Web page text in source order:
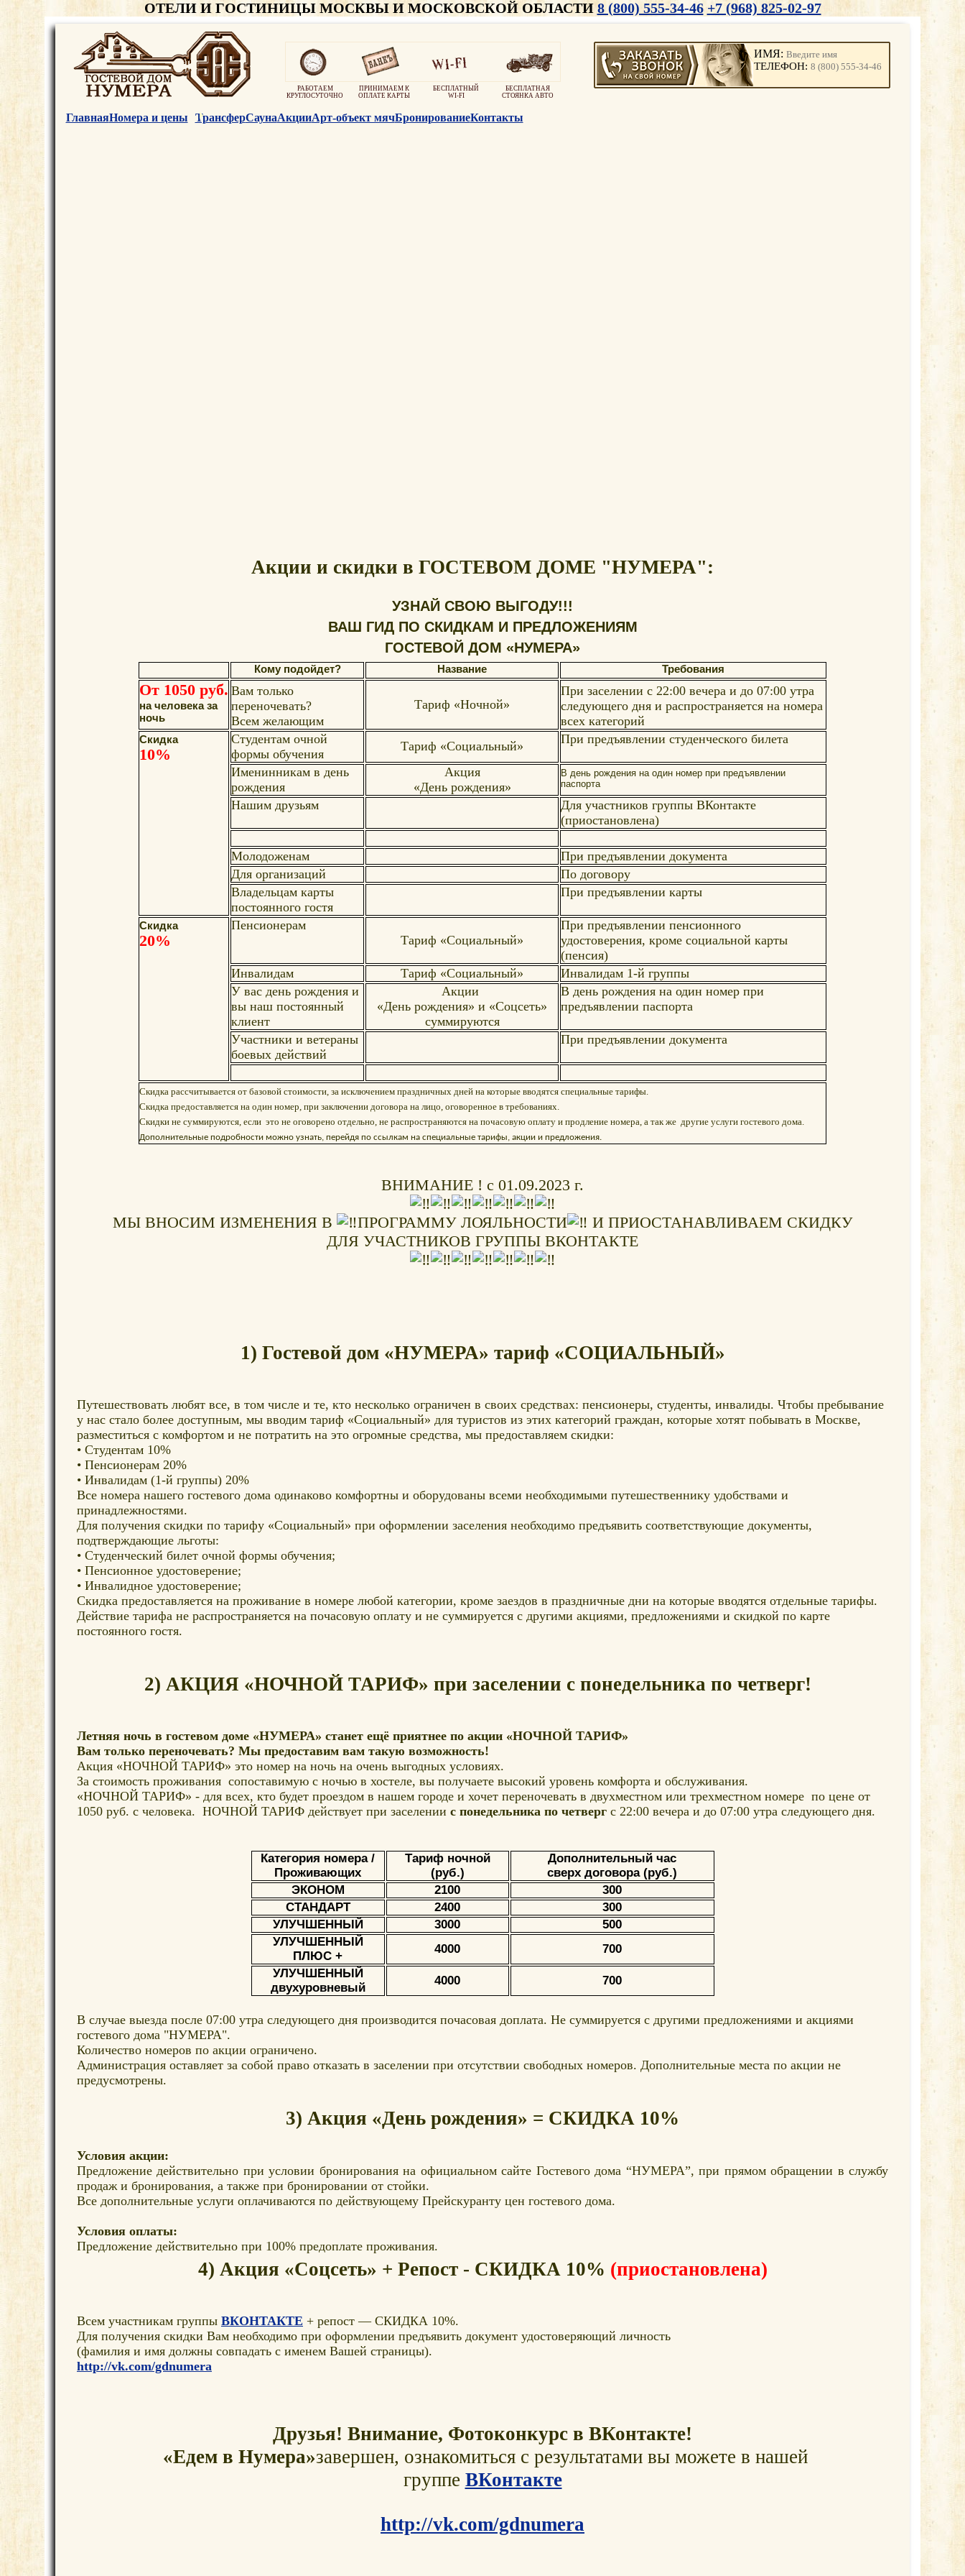
ОТЕЛИ И ГОСТИНИЦЫ МОСКВЫ И МОСКОВСКОЙ ОБЛАСТИ8 (800) 555-34-46 +7 (968) 825-02-97
РАБОТАЕМ
КРУГЛОСУТОЧНО
ПРИНИМАЕМ К
ОПЛАТЕ КАРТЫ
БЕСПЛАТНЫЙ
WI-FI
БЕСПЛАТНАЯ
СТОЯНКА АВТО
ИМЯ:
ТЕЛЕФОН:
ГлавнаяНомера и цены ТрансферСаунаАкцииАрт-объект мячБронированиеКонтакты
Акции и скидки в ГОСТЕВОМ ДОМЕ "НУМЕРА":
УЗНАЙ СВОЮ ВЫГОДУ!!!
ВАШ ГИД ПО СКИДКАМ И ПРЕДЛОЖЕНИЯМ
ГОСТЕВОЙ ДОМ «НУМЕРА»
Кому подойдет? Название Требования
От 1050 руб.
на человека за
ночь
Вам только
переночевать?
Всем желающим
Тариф «Ночной»
При заселении с 22:00 вечера и до 07:00 утра
следующего дня и распространяется на номера
всех категорий
Скидка
10%
Студентам очной
формы обучения
Тариф «Социальный» При предъявлении студенческого билета
Именинникам в день
рождения
Акция
«День рождения»
В день рождения на один номер при предъявлении
паспорта
Нашим друзьям
Для участников группы ВКонтакте
(приостановлена)
Молодоженам
При предъявлении документа
Для организаций
По договору
Владельцам карты
постоянного гостя
При предъявлении карты
Скидка
20%
Пенсионерам
Тариф «Социальный»
При предъявлении пенсионного
удостоверения, кроме социальной карты
(пенсия)
Инвалидам
Тариф «Социальный»
Инвалидам 1-й группы
У вас день рождения и
вы наш постоянный
клиент
Акции
«День рождения» и «Соцсеть»
суммируются
В день рождения на один номер при
предъявлении паспорта
Участники и ветераны
боевых действий
При предъявлении документа
Скидка рассчитывается от базовой стоимости, за исключением праздничных дней на которые вводятся специальные тарифы.
Скидка предоставляется на один номер, при заключении договора на лицо, оговоренное в требованиях.
Скидки не суммируются, если это не оговорено отдельно, не распространяются на почасовую оплату и продление номера, а так же другие услуги гостевого дома.
Дополнительные подробности можно узнать, перейдя по ссылкам на специальные тарифы, акции и предложения.
ВНИМАНИЕ ! с 01.09.2023 г.
МЫ ВНОСИМ ИЗМЕНЕНИЯ В ПРОГРАММУ ЛОЯЛЬНОСТИ
И ПРИОСТАНАВЛИВАЕМ СКИДКУ
ДЛЯ УЧАСТНИКОВ ГРУППЫ ВКОНТАКТЕ
1) Гостевой дом «НУМЕРА» тариф «СОЦИАЛЬНЫЙ»
Путешествовать любят все, в том числе и те, кто несколько ограничен в своих средствах: пенсионеры, студенты, инвалиды. Чтобы пребывание
у нас стало более доступным, мы вводим тариф «Социальный» для туристов из этих категорий граждан, которые хотят побывать в Москве,
разместиться с комфортом и не потратить на это огромные средства, мы предоставляем скидки:
• Студентам 10%
• Пенсионерам 20%
• Инвалидам (1-й группы) 20%
Все номера нашего гостевого дома одинаково комфортны и оборудованы всеми необходимыми путешественнику удобствами и
принадлежностями.
Для получения скидки по тарифу «Социальный» при оформлении заселения необходимо предъявить соответствующие документы,
подтверждающие льготы:
• Студенческий билет очной формы обучения;
• Пенсионное удостоверение;
• Инвалидное удостоверение;
Скидка предоставляется на проживание в номере любой категории, кроме заездов в праздничные дни на которые вводятся отдельные тарифы.
Действие тарифа не распространяется на почасовую оплату и не суммируется с другими акциями, предложениями и скидкой по карте
постоянного гостя.
2) АКЦИЯ «НОЧНОЙ ТАРИФ» при заселении с понедельника по четверг!
Летняя ночь в гостевом доме «НУМЕРА» станет ещё приятнее по акции «НОЧНОЙ ТАРИФ»
Вам только переночевать? Мы предоставим вам такую возможность!
Акция «НОЧНОЙ ТАРИФ» это номер на ночь на очень выгодных условиях.
За стоимость проживания сопоставимую с ночью в хостеле, вы получаете высокий уровень комфорта и обслуживания.
«НОЧНОЙ ТАРИФ» - для всех, кто будет проездом в нашем городе и хочет переночевать в двухместном или трехместном номере по цене от
1050 руб. с человека. НОЧНОЙ ТАРИФ действует при заселении с понедельника по четверг с 22:00 вечера и до 07:00 утра следующего дня.
Категория номера /
Проживающих
Тариф ночной
(руб.)
Дополнительный час
сверх договора (руб.)
ЭКОНОМ
2100
300
СТАНДАРТ
2400
300
УЛУЧШЕННЫЙ
3000
500
УЛУЧШЕННЫЙ
ПЛЮС +
4000
700
УЛУЧШЕННЫЙ
двухуровневый
4000 700
В случае выезда после 07:00 утра следующего дня производится почасовая доплата. Не суммируется с другими предложениями и акциями
гостевого дома "НУМЕРА".
Количество номеров по акции ограничено.
Администрация оставляет за собой право отказать в заселении при отсутствии свободных номеров. Дополнительные места по акции не
предусмотрены.
3) Акция «День рождения» = СКИДКА 10%
Условия акции:
Предложение действительно при условии бронирования на официальном сайте Гостевого дома “НУМЕРА”, при прямом обращении в службу
продаж и бронирования, а также при бронировании от стойки.
Все дополнительные услуги оплачиваются по действующему Прейскуранту цен гостевого дома.
Условия оплаты:
Предложение действительно при 100% предоплате проживания.
4) Акция «Соцсеть» + Репост - СКИДКА 10% (приостановлена)
Всем участникам группы ВКОНТАКТЕ + репост — СКИДКА 10%.
Для получения скидки Вам необходимо при оформлении предъявить документ удостоверяющий личность
(фамилия и имя должны совпадать с именем Вашей страницы).
http://vk.com/gdnumera
Друзья! Внимание, Фотоконкурс в ВКонтакте!
«Едем в Нумера»завершен, ознакомиться с результатами вы можете в нашей
группе ВКонтакте
http://vk.com/gdnumera